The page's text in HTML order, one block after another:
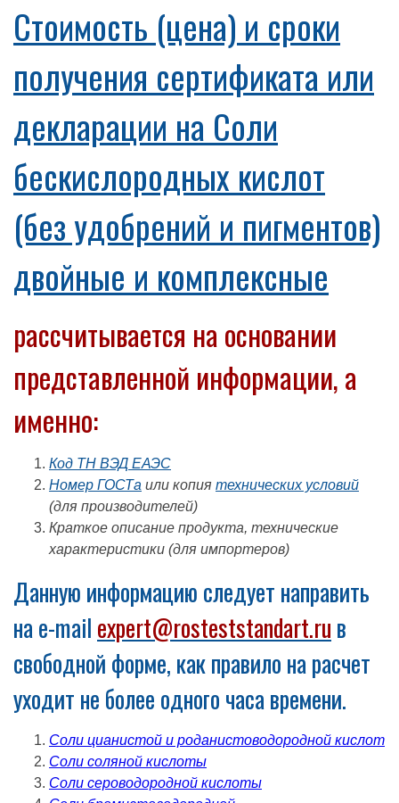
Cтоимость (цена) и сроки
получения сертификата или
декларации на Соли
бескислородных кислот
(без удобрений и пигментов)
двойные и комплексные
рассчитывается на основании
представленной информации, а
именно:
Код ТН ВЭД ЕАЭС
Номер ГОСТа или копия технических условий
(для производителей)
Краткое описание продукта, технические
характеристики (для импортеров)
Данную информацию следует направить
на e-mail expert@rosteststandart.ru в
свободной форме, как правило на расчет
уходит не более одного часа времени.
Соли цианистой и роданистоводородной кислот
Соли соляной кислоты
Соли сероводородной кислоты